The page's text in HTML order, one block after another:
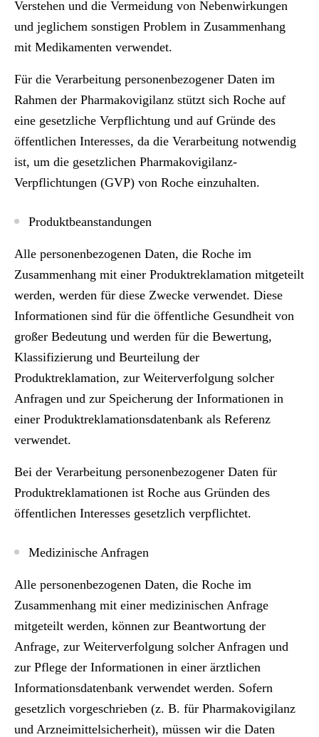
Verstehen und die Vermeidung von Nebenwirkungen
und jeglichem sonstigen Problem in Zusammenhang
mit Medikamenten verwendet.
Für die Verarbeitung personenbezogener Daten im
Rahmen der Pharmakovigilanz stützt sich Roche auf
eine gesetzliche Verpflichtung und auf Gründe des
öffentlichen Interesses, da die Verarbeitung notwendig
ist, um die gesetzlichen Pharmakovigilanz-
Verpflichtungen (GVP) von Roche einzuhalten.
Produktbeanstandungen
Alle personenbezogenen Daten, die Roche im
Zusammenhang mit einer Produktreklamation mitgeteilt
werden, werden für diese Zwecke verwendet. Diese
Informationen sind für die öffentliche Gesundheit von
großer Bedeutung und werden für die Bewertung,
Klassifizierung und Beurteilung der
Produktreklamation, zur Weiterverfolgung solcher
Anfragen und zur Speicherung der Informationen in
einer Produktreklamationsdatenbank als Referenz
verwendet.
Bei der Verarbeitung personenbezogener Daten für
Produktreklamationen ist Roche aus Gründen des
öffentlichen Interesses gesetzlich verpflichtet.
Medizinische Anfragen
Alle personenbezogenen Daten, die Roche im
Zusammenhang mit einer medizinischen Anfrage
mitgeteilt werden, können zur Beantwortung der
Anfrage, zur Weiterverfolgung solcher Anfragen und
zur Pflege der Informationen in einer ärztlichen
Informationsdatenbank verwendet werden. Sofern
gesetzlich vorgeschrieben (z. B. für Pharmakovigilanz
und Arzneimittelsicherheit), müssen wir die Daten